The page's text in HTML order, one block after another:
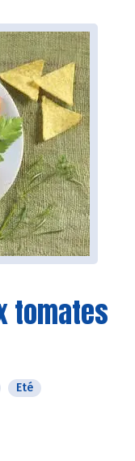
tomates
Eté